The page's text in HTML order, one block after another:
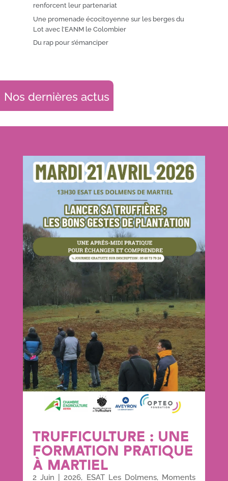
renforcent leur partenariat
Une promenade écocitoyenne sur les berges du
Lot avec l’EANM le Colombier
Du rap pour s’émanciper
Nos dernières actus
TRUFFICULTURE : UNE
FORMATION PRATIQUE
À MARTIEL
2 Juin |2026, ESAT Les Dolmens, Moments